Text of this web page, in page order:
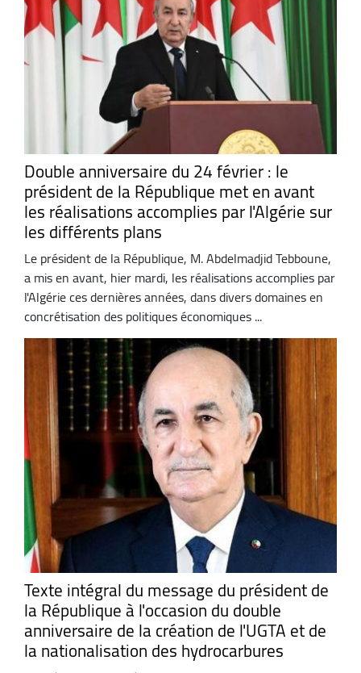
Double anniversaire du 24 février : le
président de la République met en avant
les réalisations accomplies par l'Algérie sur
les différents plans
Le président de la République, M. Abdelmadjid Tebboune,
a mis en avant, hier mardi, les réalisations accomplies par
l'Algérie ces dernières années, dans divers domaines en
concrétisation des politiques économiques ...
Texte intégral du message du président de
la République à l'occasion du double
anniversaire de la création de l'UGTA et de
la nationalisation des hydrocarbures